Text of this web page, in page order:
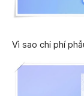
Vì sao chi phí